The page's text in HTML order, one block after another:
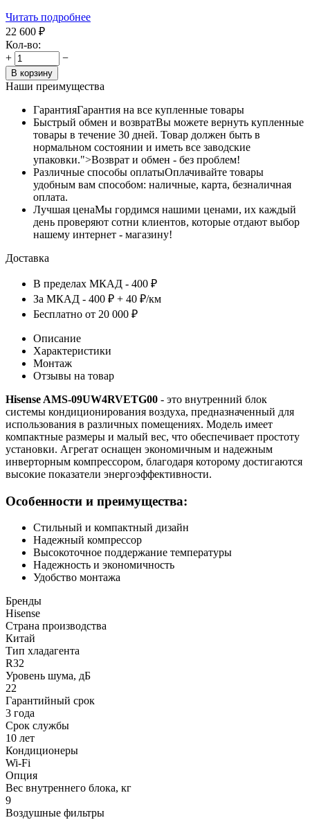
Читать подробнее
22 600 ₽
Кол-во:
+
−
В корзину
Наши преимущества
ГарантияГарантия на все купленные товары
Быстрый обмен и возвратВы можете вернуть купленные
товары в течение 30 дней. Товар должен быть в
нормальном состоянии и иметь все заводские
упаковки.">Возврат и обмен - без проблем!
Различные способы оплатыОплачивайте товары
удобным вам способом: наличные, карта, безналичная
оплата.
Лучшая ценаМы гордимся нашими ценами, их каждый
день проверяют сотни клиентов, которые отдают выбор
нашему интернет - магазину!
Доставка
В пределах МКАД - 400 ₽
За МКАД - 400 ₽ + 40 ₽/км
Бесплатно от 20 000 ₽
Описание
Характеристики
Монтаж
Отзывы на товар
Hisense AMS-09UW4RVETG00 - это внутренний блок
системы кондиционирования воздуха, предназначенный для
использования в различных помещениях. Модель имеет
компактные размеры и малый вес, что обеспечивает простоту
установки. Агрегат оснащен экономичным и надежным
инверторным компрессором, благодаря которому достигаются
высокие показатели энергоэффективности.
Особенности и преимущества:
Стильный и компактный дизайн
Надежный компрессор
Высокоточное поддержание температуры
Надежность и экономичность
Удобство монтажа
Бренды
Hisense
Страна производства
Китай
Тип хладагента
R32
Уровень шума, дБ
22
Гарантийный срок
3 года
Срок службы
10 лет
Кондиционеры
Wi-Fi
Опция
Вес внутреннего блока, кг
9
Воздушные фильтры